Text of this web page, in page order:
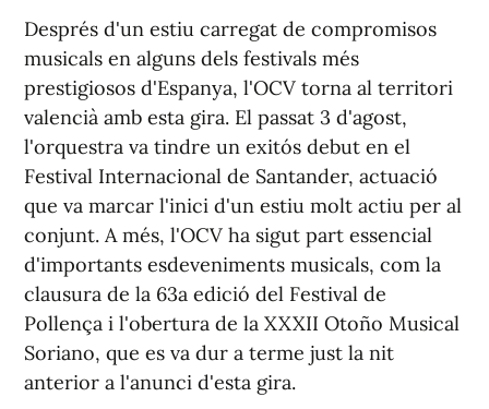
Després d'un estiu carregat de compromisos
musicals en alguns dels festivals més
prestigiosos d'Espanya, l'OCV torna al territori
valencià amb esta gira. El passat 3 d'agost,
l'orquestra va tindre un exitós debut en el
Festival Internacional de Santander, actuació
que va marcar l'inici d'un estiu molt actiu per al
conjunt. A més, l'OCV ha sigut part essencial
d'importants esdeveniments musicals, com la
clausura de la 63a edició del Festival de
Pollença i l'obertura de la XXXII Otoño Musical
Soriano, que es va dur a terme just la nit
anterior a l'anunci d'esta gira.